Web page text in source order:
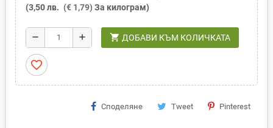
(3,50 лв. (€ 1,79) За килограм)
remove add shopping_cart ДОБАВИ КЪМ КОЛИЧКАТА
favorite_border
Споделяне Tweet Pinterest